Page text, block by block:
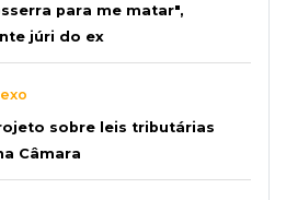
para me matar",
júri do ex
sobre leis tributárias
Câmara